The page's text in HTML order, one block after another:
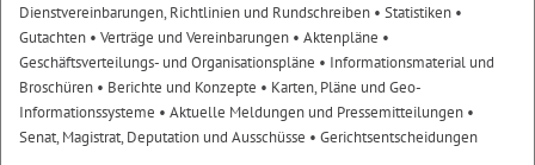
Dienstvereinbarungen, Richtlinien und Rundschreiben • Statistiken •
Gutachten • Verträge und Vereinbarungen • Aktenpläne •
Geschäftsverteilungs- und Organisationspläne • Informationsmaterial und
Broschüren • Berichte und Konzepte • Karten, Pläne und Geo-
Informationssysteme • Aktuelle Meldungen und Pressemitteilungen •
Senat, Magistrat, Deputation und Ausschüsse • Gerichtsentscheidungen